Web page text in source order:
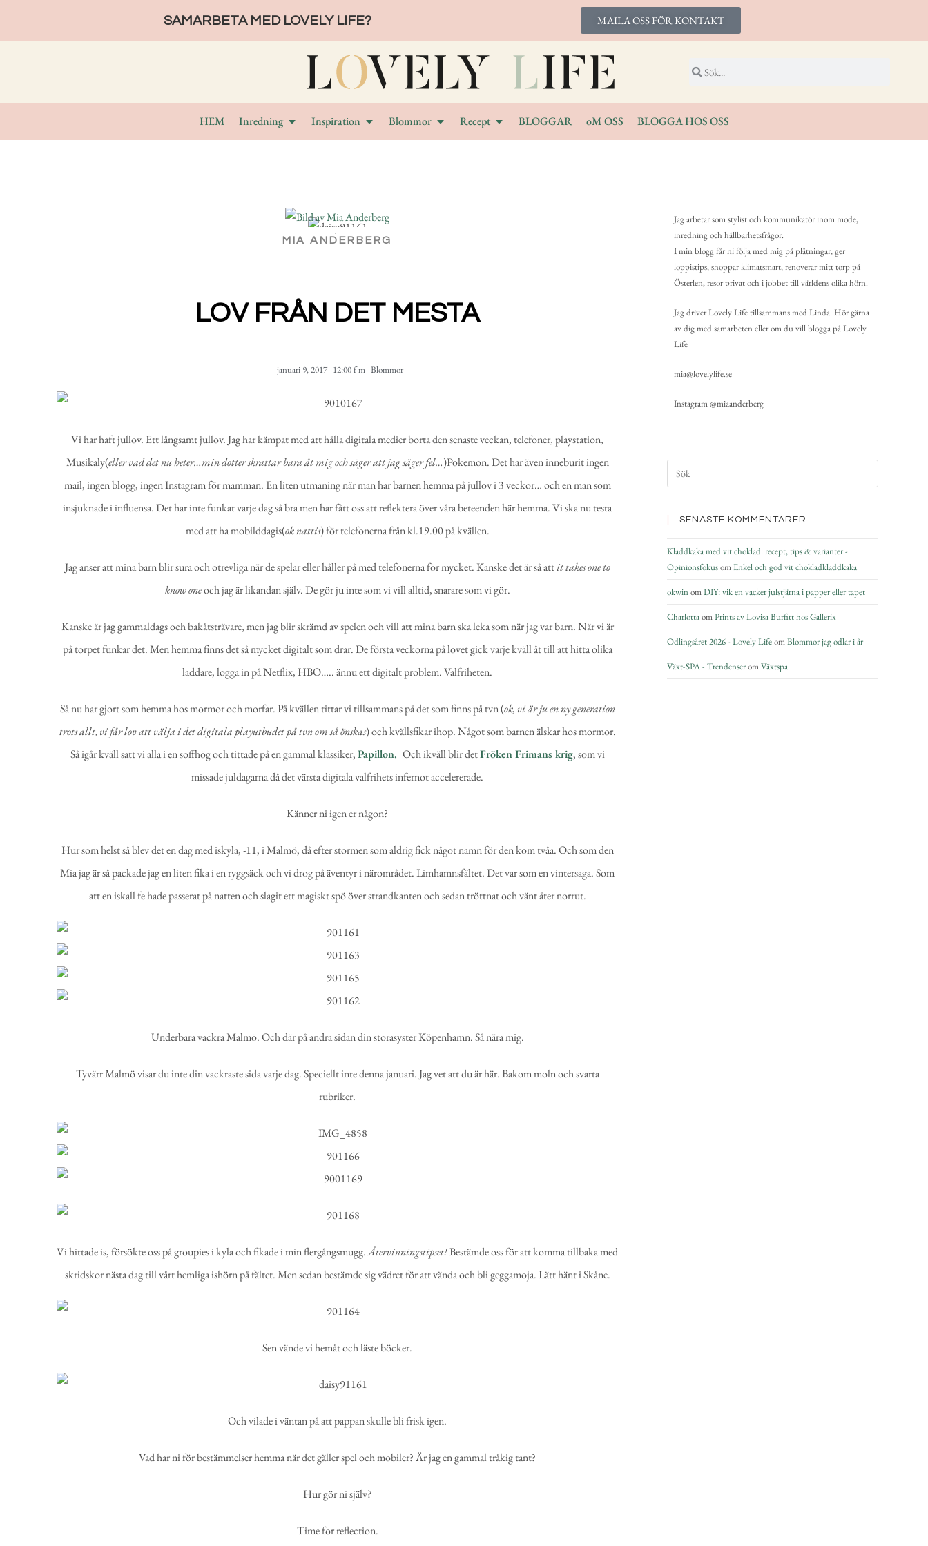
SAMARBETA MED LOVELY LIFE? MAILA OSS FÖR KONTAKT
HEM Inredning Inspiration Blommor Recept BLOGGAR oM OSS BLOGGA HOS OSS
MIA ANDERBERG
LOV FRÅN DET MESTA
januari 9, 2017 12:00 f m Blommor
Vi har haft jullov. Ett långsamt jullov. Jag har kämpat med att hålla digitala medier borta den senaste veckan, telefoner, playstation,
Musikaly(eller vad det nu heter…min dotter skrattar bara åt mig och säger att jag säger fel…)Pokemon. Det har även inneburit ingen
mail, ingen blogg, ingen Instagram för mamman. En liten utmaning när man har barnen hemma på jullov i 3 veckor… och en man som
insjuknade i influensa. Det har inte funkat varje dag så bra men har fått oss att reflektera över våra beteenden här hemma. Vi ska nu testa
med att ha mobilddagis(ok nattis) för telefonerna från kl.19.00 på kvällen.
Jag anser att mina barn blir sura och otrevliga när de spelar eller håller på med telefonerna för mycket. Kanske det är så attit takes one to
know oneoch jag är likandan själv. De gör ju inte som vi vill alltid, snarare som vi gör.
Kanske är jag gammaldags och bakåtsträvare, men jag blir skrämd av spelen och vill att mina barn ska leka som när jag var barn. När vi är
på torpet funkar det. Men hemma finns det så mycket digitalt som drar. De första veckorna på lovet gick varje kväll åt till att hitta olika
laddare, logga in på Netflix, HBO….. ännu ett digitalt problem. Valfriheten.
Så nu har gjort som hemma hos mormor och morfar. På kvällen tittar vi tillsammans på det som finns på tvn (ok, vi är ju en ny generation
trots allt, vi får lov att välja i det digitala playutbudet på tvn om så önskas) och kvällsfikar ihop. Något som barnen älskar hos mormor.
Så igår kväll satt vi alla i en soffhög och tittade på en gammal klassiker,Papillon. Och ikväll blir detFröken Frimans krig, som vi
missade juldagarna då det värsta digitala valfrihets infernot accelererade.
Känner ni igen er någon?
Hur som helst så blev det en dag med iskyla, -11, i Malmö, då efter stormen som aldrig fick något namn för den kom tvåa. Och som den
Mia jag är så packade jag en liten fika i en ryggsäck och vi drog på äventyr i närområdet. Limhamnsfältet. Det var som en vintersaga. Som
att en iskall fe hade passerat på natten och slagit ett magiskt spö över strandkanten och sedan tröttnat och vänt åter norrut.
Underbara vackra Malmö. Och där på andra sidan din storasyster Köpenhamn. Så nära mig.
Tyvärr Malmö visar du inte din vackraste sida varje dag. Speciellt inte denna januari. Jag vet att du är här. Bakom moln och svarta
rubriker.
Vi hittade is, försökte oss på groupies i kyla och fikade i min flergångsmugg.Återvinningstipset!Bestämde oss för att komma tillbaka med
skridskor nästa dag till vårt hemliga ishörn på fältet. Men sedan bestämde sig vädret för att vända och bli geggamoja. Lätt hänt i Skåne.
Sen vände vi hemåt och läste böcker.
Och vilade i väntan på att pappan skulle bli frisk igen.
Vad har ni för bestämmelser hemma när det gäller spel och mobiler? Är jag en gammal tråkig tant?
Hur gör ni själv?
Time for reflection.
Jag arbetar som stylist och kommunikatör inom mode,
inredning och hållbarhetsfrågor.
I min blogg får ni följa med mig på plåtningar, ger
loppistips, shoppar klimatsmart, renoverar mitt torp på
Österlen, resor privat och i jobbet till världens olika hörn.
Jag driver Lovely Life tillsammans med Linda. Hör gärna
av dig med samarbeten eller om du vill blogga på Lovely
Life
mia@lovelylife.se
Instagram @miaanderberg
SENASTE KOMMENTARER
Kladdkaka med vit choklad: recept, tips & varianter -
OpinionsfokusomEnkel och god vit chokladkladdkaka
okwinomDIY: vik en vacker julstjärna i papper eller tapet
CharlottaomPrints av Lovisa Burfitt hos Gallerix
Odlingsåret 2026 - Lovely LifeomBlommor jag odlar i år
Växt-SPA - TrendenseromVäxtspa